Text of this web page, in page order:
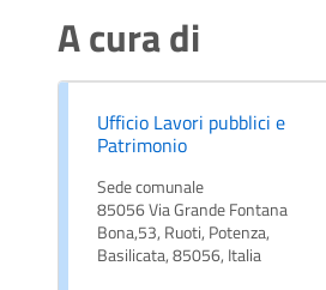
A cura di
Ufficio Lavori pubblici e
Patrimonio
Sede comunale
85056 Via Grande Fontana
Bona,53, Ruoti, Potenza,
Basilicata, 85056, Italia